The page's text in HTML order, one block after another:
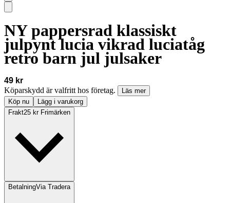
NY pappersrad klassiskt
julpynt lucia vikrad luciatåg
retro barn jul julsaker
49 kr
Köparskydd är valfritt hos företag.
Läs mer
Köp nu
Lägg i varukorg
Frakt25 kr Frimärken
BetalningVia Tradera